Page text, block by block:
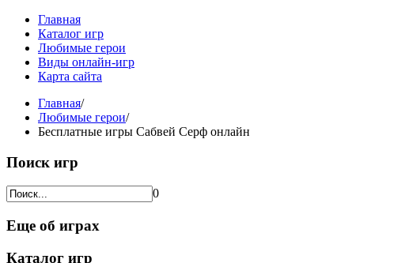
Главная
Каталог игр
Любимые герои
Виды онлайн-игр
Карта сайта
Главная/
Любимые герои/
Бесплатные игры Cабвей Cерф онлайн
Поиск игр
0
Еще об играх
Каталог игр